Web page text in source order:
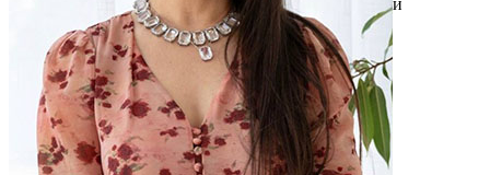
обычный подарок в запоминающееся впечатление и
эффективный инструмент коммуникации.
Читать описание
Перейти на сайт